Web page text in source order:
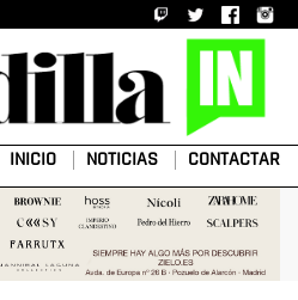
INICIO NOTICIAS CONTACTAR